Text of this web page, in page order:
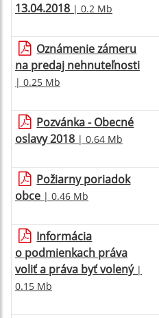
13.04.2018 | 0.2 Mb
Oznámenie zámeru
na predaj nehnuteľnosti
| 0.25 Mb
Pozvánka - Obecné
oslavy 2018 | 0.64 Mb
Požiarny poriadok
obce | 0.46 Mb
Informácia
o podmienkach práva
voliť a práva byť volený|
0.15 Mb